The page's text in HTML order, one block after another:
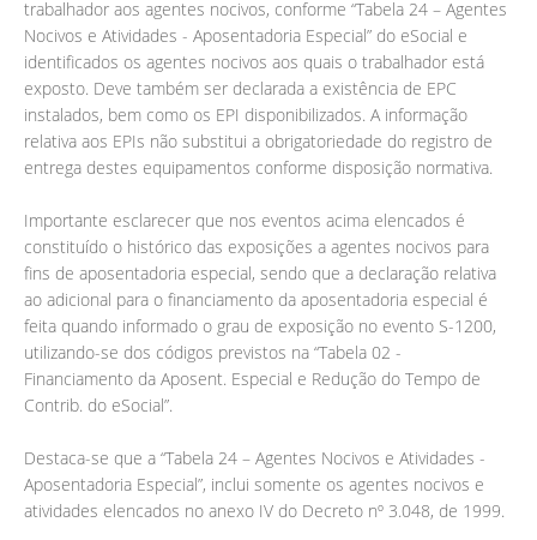
trabalhador aos agentes nocivos, conforme “Tabela 24 – Agentes
Nocivos e Atividades - Aposentadoria Especial” do eSocial e
identificados os agentes nocivos aos quais o trabalhador está
exposto. Deve também ser declarada a existência de EPC
instalados, bem como os EPI disponibilizados. A informação
relativa aos EPIs não substitui a obrigatoriedade do registro de
entrega destes equipamentos conforme disposição normativa.
Importante esclarecer que nos eventos acima elencados é
constituído o histórico das exposições a agentes nocivos para
fins de aposentadoria especial, sendo que a declaração relativa
ao adicional para o financiamento da aposentadoria especial é
feita quando informado o grau de exposição no evento S-1200,
utilizando-se dos códigos previstos na “Tabela 02 -
Financiamento da Aposent. Especial e Redução do Tempo de
Contrib. do eSocial”.
Destaca-se que a “Tabela 24 – Agentes Nocivos e Atividades -
Aposentadoria Especial”, inclui somente os agentes nocivos e
atividades elencados no anexo IV do Decreto nº 3.048, de 1999.